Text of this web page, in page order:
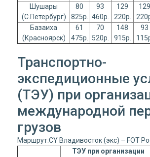
Шушары
(С.Петербург)
80
825р.
93
460р.
129
220р.
129
Базаиха
(Красноярск)
61
475р.
70
520р.
148
915р.
93
Транспортно-
экспедиционные
(ТЭУ) при
международной
грузов
Маршрут:CY Владивосток (экс) – FOT
ТЭУ при организации